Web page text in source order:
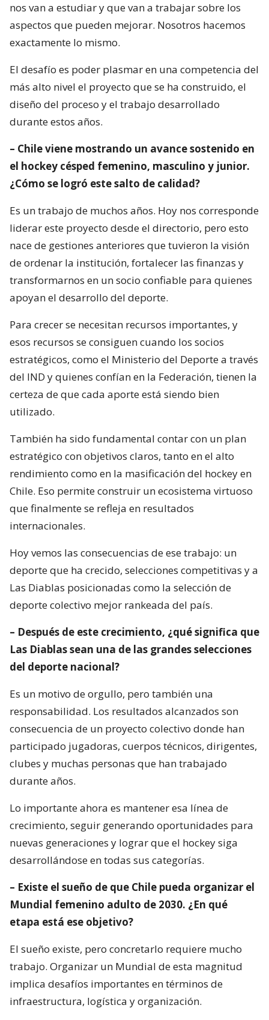
nos van a estudiar y que van a trabajar sobre los
aspectos que pueden mejorar. Nosotros hacemos
exactamente lo mismo.
El desafío es poder plasmar en una competencia del
más alto nivel el proyecto que se ha construido, el
diseño del proceso y el trabajo desarrollado
durante estos años.
– Chile viene mostrando un avance sostenido en
el hockey césped femenino, masculino y junior.
¿Cómo se logró este salto de calidad?
Es un trabajo de muchos años. Hoy nos corresponde
liderar este proyecto desde el directorio, pero esto
nace de gestiones anteriores que tuvieron la visión
de ordenar la institución, fortalecer las finanzas y
transformarnos en un socio confiable para quienes
apoyan el desarrollo del deporte.
Para crecer se necesitan recursos importantes, y
esos recursos se consiguen cuando los socios
estratégicos, como el Ministerio del Deporte a través
del IND y quienes confían en la Federación, tienen la
certeza de que cada aporte está siendo bien
utilizado.
También ha sido fundamental contar con un plan
estratégico con objetivos claros, tanto en el alto
rendimiento como en la masificación del hockey en
Chile. Eso permite construir un ecosistema virtuoso
que finalmente se refleja en resultados
internacionales.
Hoy vemos las consecuencias de ese trabajo: un
deporte que ha crecido, selecciones competitivas y a
Las Diablas posicionadas como la selección de
deporte colectivo mejor rankeada del país.
– Después de este crecimiento, ¿qué significa que
Las Diablas sean una de las grandes selecciones
del deporte nacional?
Es un motivo de orgullo, pero también una
responsabilidad. Los resultados alcanzados son
consecuencia de un proyecto colectivo donde han
participado jugadoras, cuerpos técnicos, dirigentes,
clubes y muchas personas que han trabajado
durante años.
Lo importante ahora es mantener esa línea de
crecimiento, seguir generando oportunidades para
nuevas generaciones y lograr que el hockey siga
desarrollándose en todas sus categorías.
– Existe el sueño de que Chile pueda organizar el
Mundial femenino adulto de 2030. ¿En qué
etapa está ese objetivo?
El sueño existe, pero concretarlo requiere mucho
trabajo. Organizar un Mundial de esta magnitud
implica desafíos importantes en términos de
infraestructura, logística y organización.